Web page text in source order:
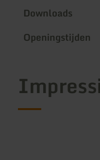
Downloads
Openingstijden